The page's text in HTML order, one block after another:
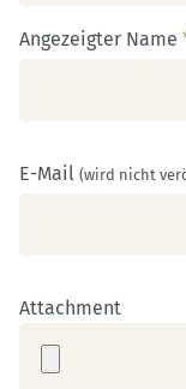
Angezeigter Name
E-Mail (wird nicht
Attachment